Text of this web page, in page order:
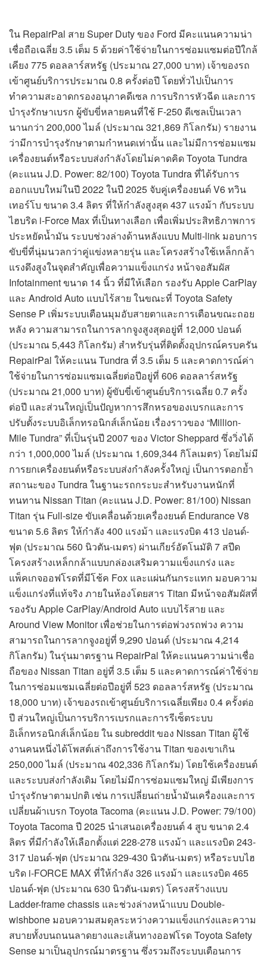
ใน RepairPal สาย Super Duty ของ Ford มีคะแนนความน่า
เชื่อถือเฉลี่ย 3.5 เต็ม 5 ด้วยค่าใช้จ่ายในการซ่อมแซมต่อปีใกล้
เคียง 775 ดอลลาร์สหรัฐ (ประมาณ 27,000 บาท) เจ้าของรถ
เข้าศูนย์บริการประมาณ 0.8 ครั้งต่อปี โดยทั่วไปเป็นการ
ทำความสะอาดกรองอนุภาคดีเซล การบริการหัวฉีด และการ
บำรุงรักษาเบรก ผู้ขับขี่หลายคนที่ใช้ F-250 ดีเซลเป็นเวลา
นานกว่า 200,000 ไมล์ (ประมาณ 321,869 กิโลกรัม) รายงาน
ว่ามีการบำรุงรักษาตามกำหนดเท่านั้น และไม่มีการซ่อมแซม
เครื่องยนต์หรือระบบส่งกำลังโดยไม่คาดคิด Toyota Tundra
(คะแนน J.D. Power: 82/100) Toyota Tundra ที่ได้รับการ
ออกแบบใหม่ในปี 2022 ในปี 2025 จับคู่เครื่องยนต์ V6 ทวิน
เทอร์โบ ขนาด 3.4 ลิตร ที่ให้กำลังสูงสุด 437 แรงม้า กับระบบ
ไฮบริด i-Force Max ที่เป็นทางเลือก เพื่อเพิ่มประสิทธิภาพการ
ประหยัดน้ำมัน ระบบช่วงล่างด้านหลังแบบ Multi-link มอบการ
ขับขี่ที่นุ่มนวลกว่าคู่แข่งหลายรุ่น และโครงสร้างใช้เหล็กกล้า
แรงดึงสูงในจุดสำคัญเพื่อความแข็งแกร่ง หน้าจอสัมผัส
Infotainment ขนาด 14 นิ้ว ที่มีให้เลือก รองรับ Apple CarPlay
และ Android Auto แบบไร้สาย ในขณะที่ Toyota Safety
Sense P เพิ่มระบบเตือนมุมอับสายตาและการเตือนขณะถอย
หลัง ความสามารถในการลากจูงสูงสุดอยู่ที่ 12,000 ปอนด์
(ประมาณ 5,443 กิโลกรัม) สำหรับรุ่นที่ติดตั้งอุปกรณ์ครบครัน
RepairPal ให้คะแนน Tundra ที่ 3.5 เต็ม 5 และคาดการณ์ค่า
ใช้จ่ายในการซ่อมแซมเฉลี่ยต่อปีอยู่ที่ 606 ดอลลาร์สหรัฐ
(ประมาณ 21,000 บาท) ผู้ขับขี่เข้าศูนย์บริการเฉลี่ย 0.7 ครั้ง
ต่อปี และส่วนใหญ่เป็นปัญหาการสึกหรอของเบรกและการ
ปรับตั้งระบบอิเล็กทรอนิกส์เล็กน้อย เรื่องราวของ “Million-
Mile Tundra” ที่เป็นรุ่นปี 2007 ของ Victor Sheppard ซึ่งวิ่งได้
กว่า 1,000,000 ไมล์ (ประมาณ 1,609,344 กิโลเมตร) โดยไม่มี
การยกเครื่องยนต์หรือระบบส่งกำลังครั้งใหญ่ เป็นการตอกย้ำ
สถานะของ Tundra ในฐานะรถกระบะสำหรับงานหนักที่
ทนทาน Nissan Titan (คะแนน J.D. Power: 81/100) Nissan
Titan รุ่น Full-size ขับเคลื่อนด้วยเครื่องยนต์ Endurance V8
ขนาด 5.6 ลิตร ให้กำลัง 400 แรงม้า และแรงบิด 413 ปอนด์-
ฟุต (ประมาณ 560 นิวตัน-เมตร) ผ่านเกียร์อัตโนมัติ 7 สปีด
โครงสร้างเหล็กกล้าแบบกล่องเสริมความแข็งแกร่ง และ
แพ็คเกจออฟโรดที่มีโช้ค Fox และแผ่นกันกระแทก มอบความ
แข็งแกร่งที่แท้จริง ภายในห้องโดยสาร Titan มีหน้าจอสัมผัสที่
รองรับ Apple CarPlay/Android Auto แบบไร้สาย และ
Around View Monitor เพื่อช่วยในการต่อพ่วงรถพ่วง ความ
สามารถในการลากจูงอยู่ที่ 9,290 ปอนด์ (ประมาณ 4,214
กิโลกรัม) ในรุ่นมาตรฐาน RepairPal ให้คะแนนความน่าเชื่อ
ถือของ Nissan Titan อยู่ที่ 3.5 เต็ม 5 และคาดการณ์ค่าใช้จ่าย
ในการซ่อมแซมเฉลี่ยต่อปีอยู่ที่ 523 ดอลลาร์สหรัฐ (ประมาณ
18,000 บาท) เจ้าของรถเข้าศูนย์บริการเฉลี่ยเพียง 0.4 ครั้งต่อ
ปี ส่วนใหญ่เป็นการบริการเบรกและการรีเซ็ตระบบ
อิเล็กทรอนิกส์เล็กน้อย ใน subreddit ของ Nissan Titan ผู้ใช้
งานคนหนึ่งได้โพสต์เล่าถึงการใช้งาน Titan ของเขาเกิน
250,000 ไมล์ (ประมาณ 402,336 กิโลกรัม) โดยใช้เครื่องยนต์
และระบบส่งกำลังเดิม โดยไม่มีการซ่อมแซมใหญ่ มีเพียงการ
บำรุงรักษาตามปกติ เช่น การเปลี่ยนถ่ายน้ำมันเครื่องและการ
เปลี่ยนผ้าเบรก Toyota Tacoma (คะแนน J.D. Power: 79/100)
Toyota Tacoma ปี 2025 นำเสนอเครื่องยนต์ 4 สูบ ขนาด 2.4
ลิตร ที่มีกำลังให้เลือกตั้งแต่ 228-278 แรงม้า และแรงบิด 243-
317 ปอนด์-ฟุต (ประมาณ 329-430 นิวตัน-เมตร) หรือระบบไฮ
บริด i-FORCE MAX ที่ให้กำลัง 326 แรงม้า และแรงบิด 465
ปอนด์-ฟุต (ประมาณ 630 นิวตัน-เมตร) โครงสร้างแบบ
Ladder-frame chassis และช่วงล่างหน้าแบบ Double-
wishbone มอบความสมดุลระหว่างความแข็งแกร่งและความ
สบายทั้งบนถนนลาดยางและเส้นทางออฟโรด Toyota Safety
Sense มาเป็นอุปกรณ์มาตรฐาน ซึ่งรวมถึงระบบเตือนการ